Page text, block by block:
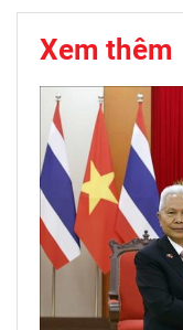
Xem thêm